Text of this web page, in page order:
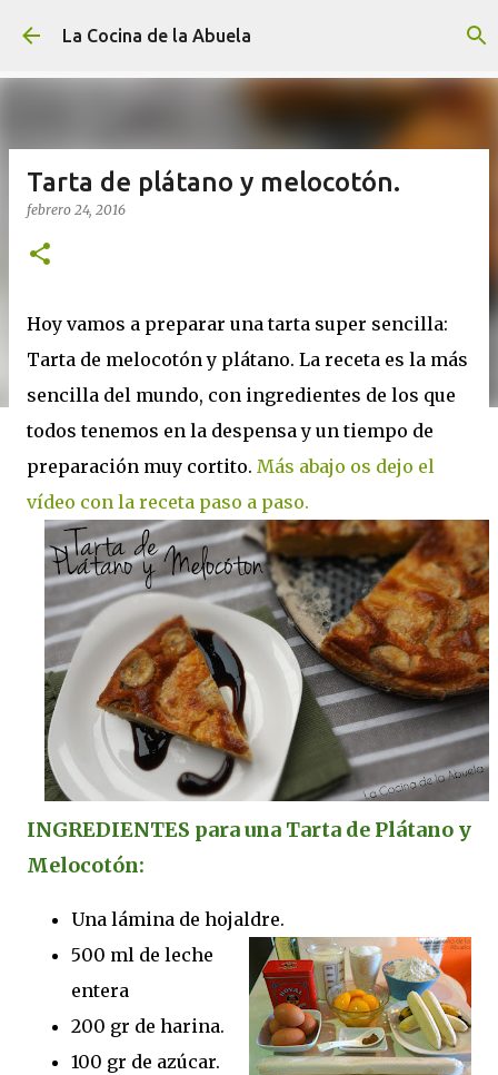
Ir al contenido principal
La Cocina de la Abuela
Tarta de plátano y melocotón.
febrero 24, 2016
Hoy vamos a preparar una tarta super sencilla:
Tarta de melocotón y plátano. La receta es la más
sencilla del mundo, con ingredientes de los que
todos tenemos en la despensa y un tiempo de
preparación muy cortito. Más abajo os dejo el
vídeo con la receta paso a paso.
INGREDIENTES para una Tarta de Plátano y
Melocotón:
Una lámina de hojaldre.
500 ml de leche
entera
200 gr de harina.
100 gr de azúcar.